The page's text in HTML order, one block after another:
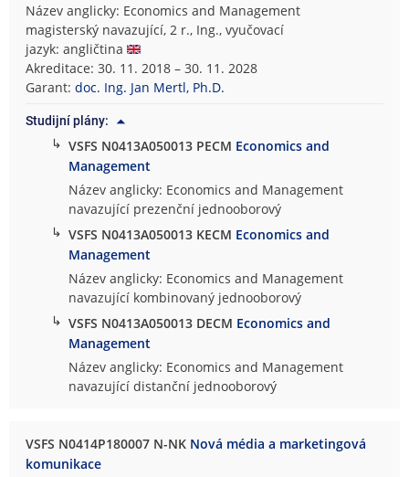
Název anglicky: Economics and Management
magisterský navazující, 2 r., Ing., vyučovací
jazyk: angličtina
Akreditace: 30. 11. 2018 – 30. 11. 2028
Garant:doc. Ing. Jan Mertl, Ph.D.
Studijní plány:
↳ VSFS N0413A050013 PECM Economics and
Management
Název anglicky: Economics and Management
navazující prezenční jednooborový
↳ VSFS N0413A050013 KECM Economics and
Management
Název anglicky: Economics and Management
navazující kombinovaný jednooborový
↳ VSFS N0413A050013 DECM Economics and
Management
Název anglicky: Economics and Management
navazující distanční jednooborový
VSFS N0414P180007 N-NK Nová média a marketingová
komunikace